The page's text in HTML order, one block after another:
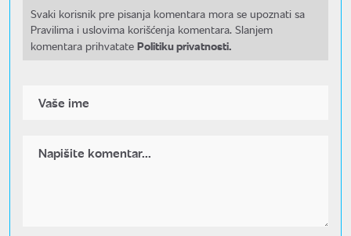
Svaki korisnik pre pisanja komentara mora se upoznati sa
Pravilima i uslovima korišćenja komentara. Slanjem
komentara prihvatate Politiku privatnosti.